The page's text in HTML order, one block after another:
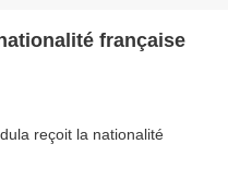
française